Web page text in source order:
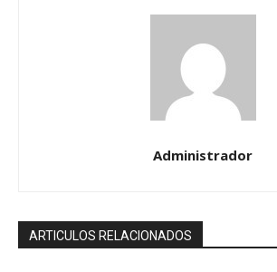
Administrador
ARTICULOS RELACIONADOS